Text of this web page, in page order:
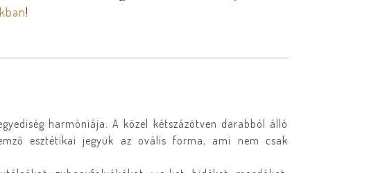
!
harmóniája. A közel kétszázötven darabból álló
esztétikai jegyük az ovális forma, ami nem csak